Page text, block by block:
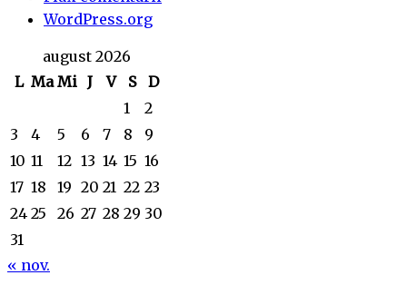
WordPress.org
august 2026
L Ma Mi J V S
D
1
2
3
4 5 6 7 8
9
10 11 12 13 14 15 16
17 18 19 20 21 22 23
24 25 26 27 28 29 30
31
« nov.